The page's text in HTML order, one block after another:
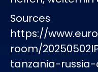
Sources
https://
room/
tanzania-